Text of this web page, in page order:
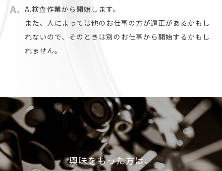
A.検査作業から開始します。
また、人によっては他のお仕事の方が適正があるかもし
れないので、そのときは別のお仕事から開始するかもし
れません。
興味をもった方は、